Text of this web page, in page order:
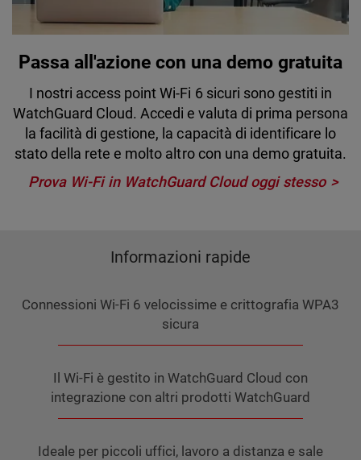
Passa all'azione con una demo gratuita
I nostri access point Wi-Fi 6 sicuri sono gestiti in
WatchGuard Cloud. Accedi e valuta di prima persona
la facilità di gestione, la capacità di identificare lo
stato della rete e molto altro con una demo gratuita.
Prova Wi-Fi in WatchGuard Cloud oggi stesso
Informazioni rapide
Connessioni Wi-Fi 6 velocissime e crittografia WPA3
sicura
Il Wi-Fi è gestito in WatchGuard Cloud con
integrazione con altri prodotti WatchGuard
Ideale per piccoli uffici, lavoro a distanza e sale